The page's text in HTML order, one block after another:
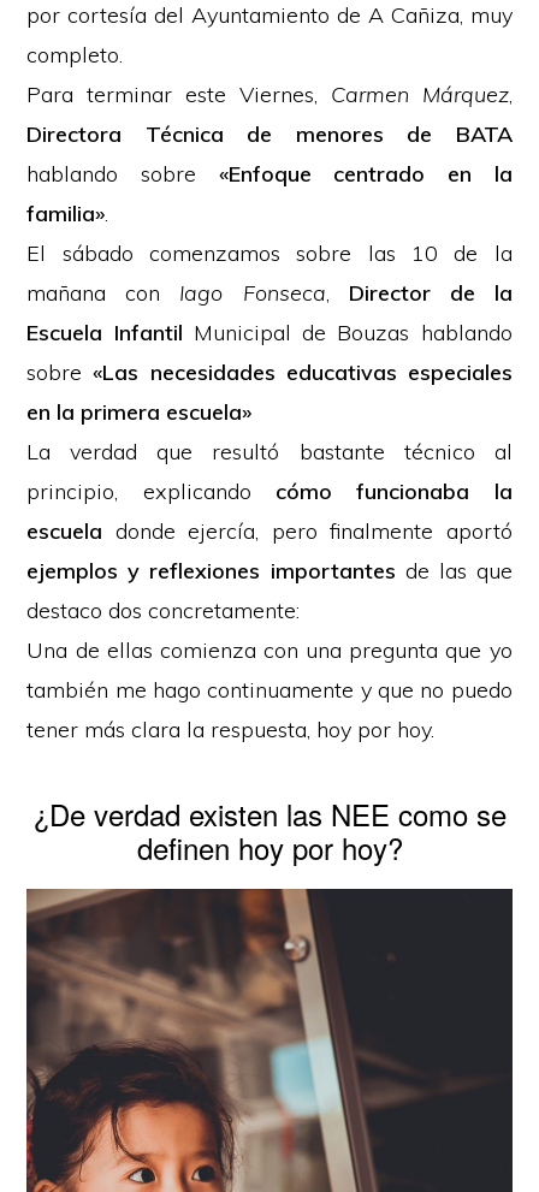
por cortesía del Ayuntamiento de A Cañiza, muy
completo.
Para terminar este Viernes, Carmen Márquez,
Directora Técnica de menores de BATA
hablando sobre «Enfoque centrado en la
familia».
El sábado comenzamos sobre las 10 de la
mañana con Iago Fonseca, Director de la
Escuela Infantil Municipal de Bouzas hablando
sobre«Las necesidades educativas especiales
en la primera escuela»
La verdad que resultó bastante técnico al
principio, explicando cómo funcionaba la
escuela donde ejercía, pero finalmente aportó
ejemplos y reflexiones importantes de las que
destaco dos concretamente:
Una de ellas comienza con una pregunta que yo
también me hago continuamente y que no puedo
tener más clara la respuesta, hoy por hoy.
¿De verdad existen las NEE como se
definen hoy por hoy?